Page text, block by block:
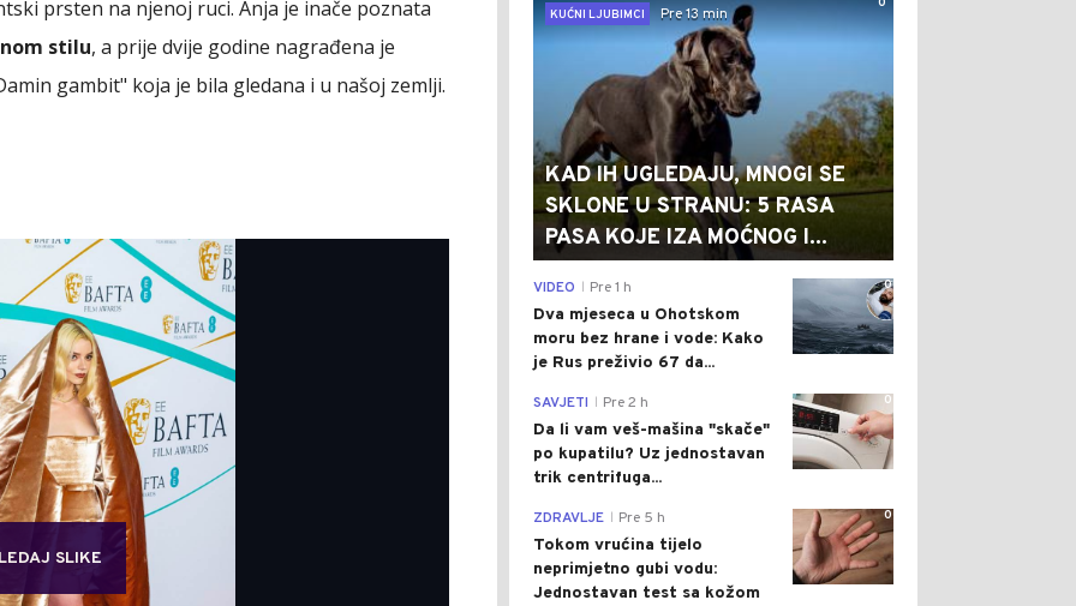
prsten na njenoj ruci. Anja je inače poznata
stilu, a prije dvije godine nagrađena je
gambit" koja je bila gledana i u našoj zemlji.
SLIKE
KUĆNI LJUBIMCI
Pre 13 min
KAD IH UGLEDAJU, MNOGI SE
SKLONE U STRANU: 5 RASA
PASA KOJE IZA MOĆNOG I...
0
VIDEO Pre 1 h
Dva mjeseca u Ohotskom
moru bez hrane i vode: Kako
je Rus preživio 67 da...
0
SAVJETI Pre 2 h
Da li vam veš-mašina "skače"
po kupatilu? Uz jednostavan
trik centrifuga...
0
ZDRAVLJE Pre 5 h
Tokom vrućina tijelo
neprimjetno gubi vodu:
Jednostavan test sa kožom